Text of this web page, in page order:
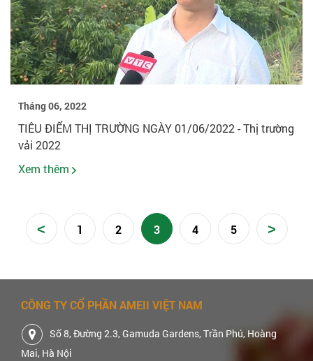
Tháng 06, 2022
TIÊU ĐIỂM THỊ TRƯỜNG NGÀY 01/06/2022 - Thị trường
vải 2022
Xem thêm
< 1 2 3 4 5 >
CÔNG TY CỔ PHẦN AMEII VIỆT NAM
Số 8, Đường 2.3, Gamuda Gardens, Trần Phú, Hoàng
Mai, Hà Nội